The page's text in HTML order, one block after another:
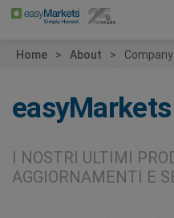
Home About Company
easyMarkets
I NOSTRI ULTIMI
AGGIORNAMENTI E